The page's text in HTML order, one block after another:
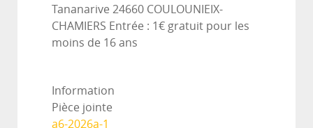
Tananarive 24660 COULOUNIEIX-
CHAMIERS Entrée : 1€ gratuit pour les
moins de 16 ans
Information
Pièce jointe
a6-2026a-1